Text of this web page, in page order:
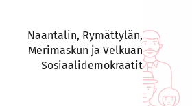
Naantalin, Rymättylän,
Merimaskun ja Velkuan
Sosiaalidemokraatit